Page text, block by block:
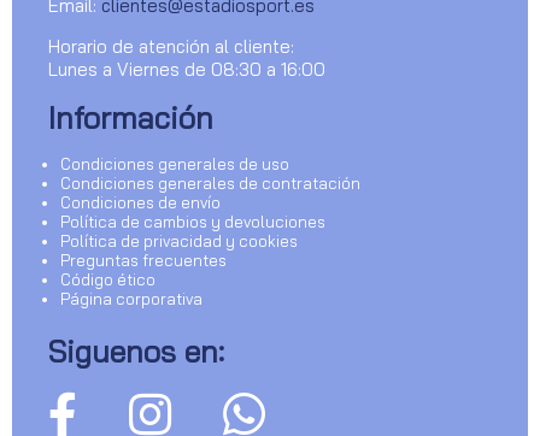
Email: clientes@estadiosport.es
Horario de atención al cliente:
Lunes a Viernes de 08:30 a 16:00
Información
Condiciones generales de uso
Condiciones generales de contratación
Condiciones de envío
Política de cambios y devoluciones
Política de privacidad y cookies
Preguntas frecuentes
Código ético
Página corporativa
Siguenos en: